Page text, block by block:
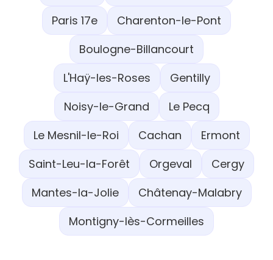
Paris 17e
Charenton-le-Pont
Boulogne-Billancourt
L'Haÿ-les-Roses
Gentilly
Noisy-le-Grand
Le Pecq
Le Mesnil-le-Roi
Cachan
Ermont
Saint-Leu-la-Forêt
Orgeval
Cergy
Mantes-la-Jolie
Châtenay-Malabry
Montigny-lès-Cormeilles